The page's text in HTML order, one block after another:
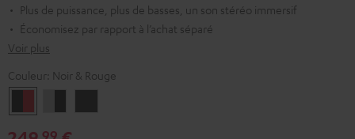
Plus de puissance, plus de basses, un son stéréo immersif
Économisez par rapport à l’achat séparé
Voir plus
Couleur: Noir & Rouge
&
RougeBlack
99